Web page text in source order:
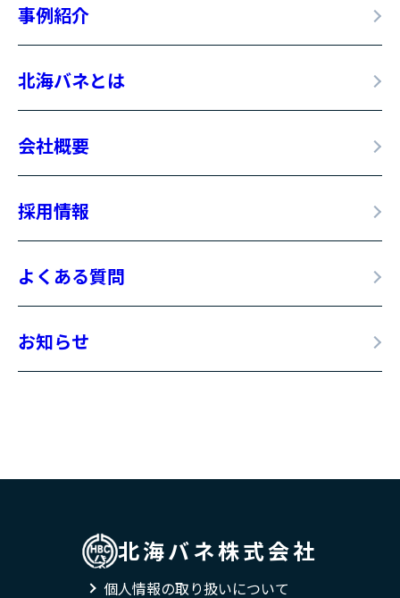
事例紹介
北海バネとは
会社概要
採用情報
よくある質問
お知らせ
北海バネ株式会社
個人情報の取り扱いについて